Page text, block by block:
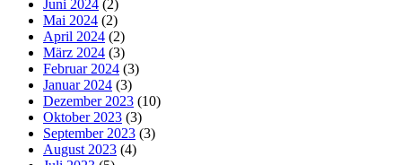
Juni 2024 (2)
Mai 2024 (2)
April 2024 (2)
März 2024 (3)
Februar 2024 (3)
Januar 2024 (3)
Dezember 2023 (10)
Oktober 2023 (3)
September 2023 (3)
August 2023 (4)